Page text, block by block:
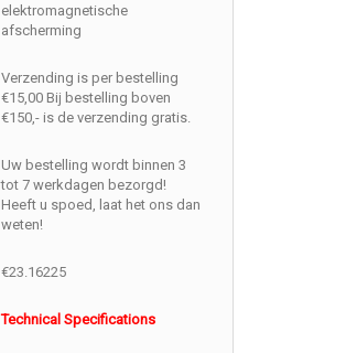
elektromagnetische
afscherming
Verzending is per bestelling
€15,00 Bij bestelling boven
€150,- is de verzending gratis.
Uw bestelling wordt binnen 3
tot 7 werkdagen bezorgd!
Heeft u spoed, laat het ons dan
weten!
€23.16225
Technical Specifications